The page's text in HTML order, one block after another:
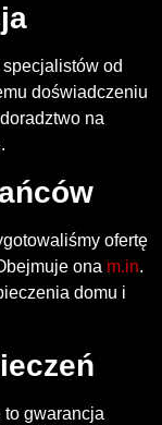
od
doświadczeniu
na
ofertę
ona m.in.
domu i
gwarancja